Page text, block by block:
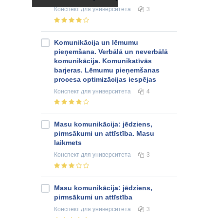
Конспектдля университета 3
Komunikācija un lēmumu
pieņemšana. Verbālā un neverbālā
komunikācija. Komunikatīvās
barjeras. Lēmumu pieņemšanas
procesa optimizācijas iespējas
Конспект для университета 4
Masu komunikācija: jēdziens,
pirmsākumi un attīstība. Masu
laikmets
Конспект для университета 3
Masu komunikācija: jēdziens,
pirmsākumi un attīstība
Конспект для университета 3